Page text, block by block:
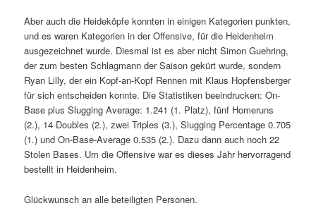
Aber auch die Heideköpfe konnten in einigen Kategorien punkten,
und es waren Kategorien in der Offensive, für die Heidenheim
ausgezeichnet wurde. Diesmal ist es aber nicht Simon Guehring,
der zum besten Schlagmann der Saison gekürt wurde, sondern
Ryan Lilly, der ein Kopf-an-Kopf Rennen mit Klaus Hopfensberger
für sich entscheiden konnte. Die Statistiken beeindrucken: On-
Base plus Slugging Average: 1.241 (1. Platz), fünf Homeruns
(2.), 14 Doubles (2.), zwei Triples (3.), Slugging Percentage 0.705
(1.) und On-Base-Average 0.535 (2.). Dazu dann auch noch 22
Stolen Bases. Um die Offensive war es dieses Jahr hervorragend
bestellt in Heidenheim.
Glückwunsch an alle beteiligten Personen.